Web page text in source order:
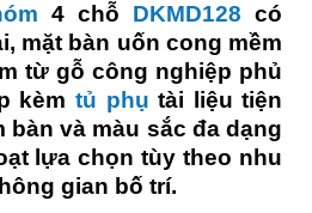
4 chỗ DKMD128 có
mặt bàn uốn cong mềm
từ gỗ công nghiệp phủ
kèm tủ phụ tài liệu tiện
bàn và màu sắc đa dạng
lựa chọn tùy theo nhu
gian bố trí.